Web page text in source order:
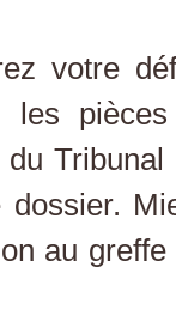
votre
les
Tribunal
dossier.
au